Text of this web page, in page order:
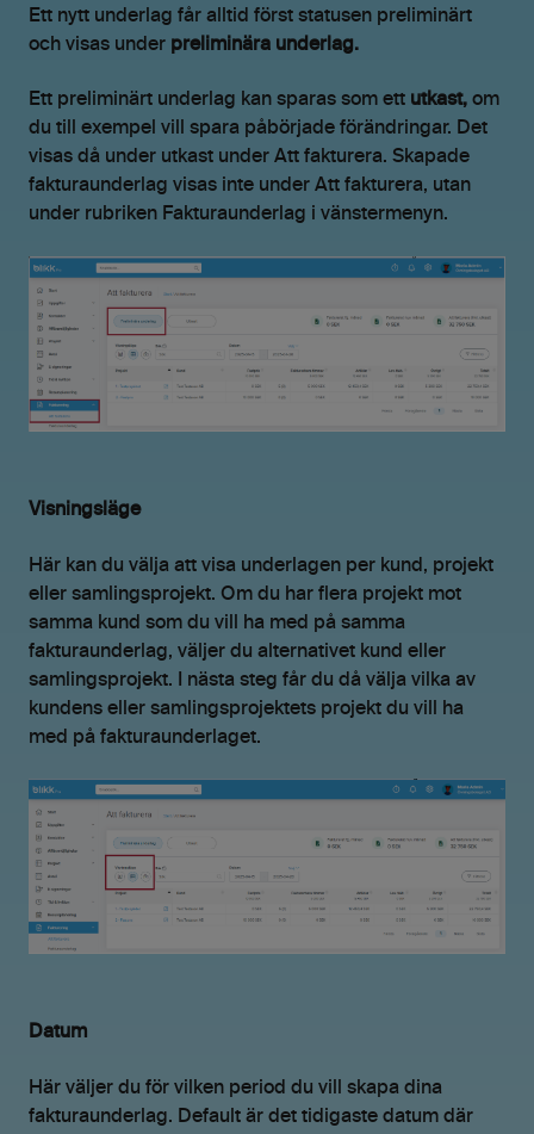
Ett nytt underlag får alltid först statusen preliminärt
och visas under preliminära underlag.
Ett preliminärt underlag kan sparas som ett utkast, om
du till exempel vill spara påbörjade förändringar. Det
visas då under utkast under Att fakturera. Skapade
fakturaunderlag visas inte under Att fakturera, utan
under rubriken Fakturaunderlag i vänstermenyn.
Visningsläge
Här kan du välja att visa underlagen per kund, projekt
eller samlingsprojekt. Om du har flera projekt mot
samma kund som du vill ha med på samma
fakturaunderlag, väljer du alternativet kund eller
samlingsprojekt. I nästa steg får du då välja vilka av
kundens eller samlingsprojektets projekt du vill ha
med på fakturaunderlaget.
Datum
Här väljer du för vilken period du vill skapa dina
fakturaunderlag. Default är det tidigaste datum där